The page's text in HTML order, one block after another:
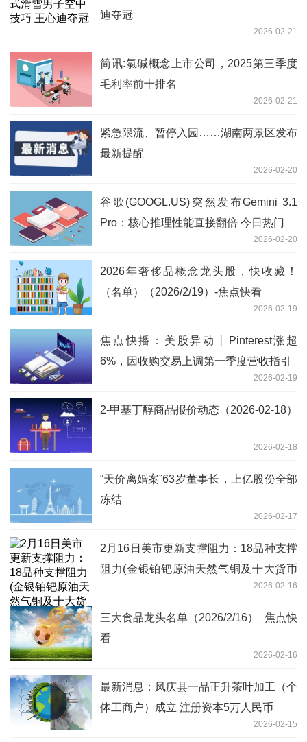
迪夺冠
2026-02-21
简讯:氯碱概念上市公司，2025第三季度
毛利率前十排名
2026-02-21
紧急限流、暂停入园……湖南两景区发布
最新提醒
2026-02-20
谷歌(GOOGL.US)突然发布Gemini 3.1
Pro：核心推理性能直接翻倍 今日热门
2026-02-20
2026年奢侈品概念龙头股，快收藏！
（名单）（2026/2/19）-焦点快看
2026-02-19
焦点快播：美股异动丨Pinterest涨超
6%，因收购交易上调第一季度营收指引
2026-02-19
2-甲基丁醇商品报价动态（2026-02-18）
2026-02-18
“天价离婚案”63岁董事长，上亿股份全部
冻结
2026-02-17
2月16日美市更新支撑阻力：18品种支撑
阻力(金银铂钯原油天然气铜及十大货币
2026-02-16
三大食品龙头名单（2026/2/16）_焦点快
看
2026-02-16
最新消息：凤庆县一品正升茶叶加工（个
体工商户）成立 注册资本5万人民币
2026-02-15